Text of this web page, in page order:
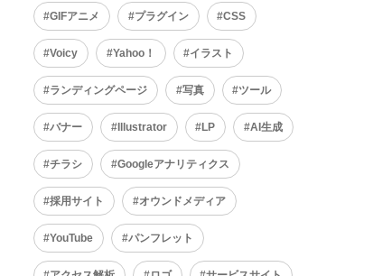
GIFアニメ プラグイン CSS
Voicy Yahoo！ イラスト
ランディングページ 写真 ツール
バナー Illustrator LP AI生成
チラシ Googleアナリティクス
採用サイト オウンドメディア
YouTube パンフレット